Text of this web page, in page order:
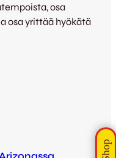
osa
osa yrittää hyökätä